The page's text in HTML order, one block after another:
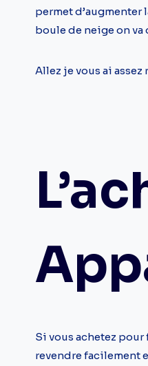
permet
boule de neige on va
Allez je vous ai
Si vous achetez
revendre facilement